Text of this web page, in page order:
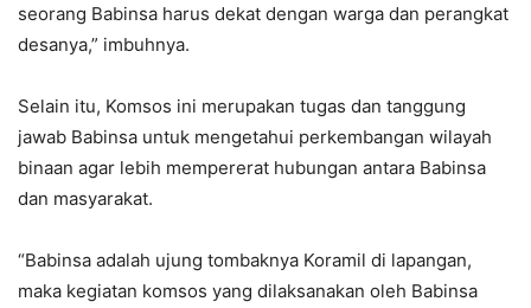
seorang Babinsa harus dekat dengan warga dan perangkat
desanya,” imbuhnya.
Selain itu, Komsos ini merupakan tugas dan tanggung
jawab Babinsa untuk mengetahui perkembangan wilayah
binaan agar lebih mempererat hubungan antara Babinsa
dan masyarakat.
“Babinsa adalah ujung tombaknya Koramil di lapangan,
maka kegiatan komsos yang dilaksanakan oleh Babinsa